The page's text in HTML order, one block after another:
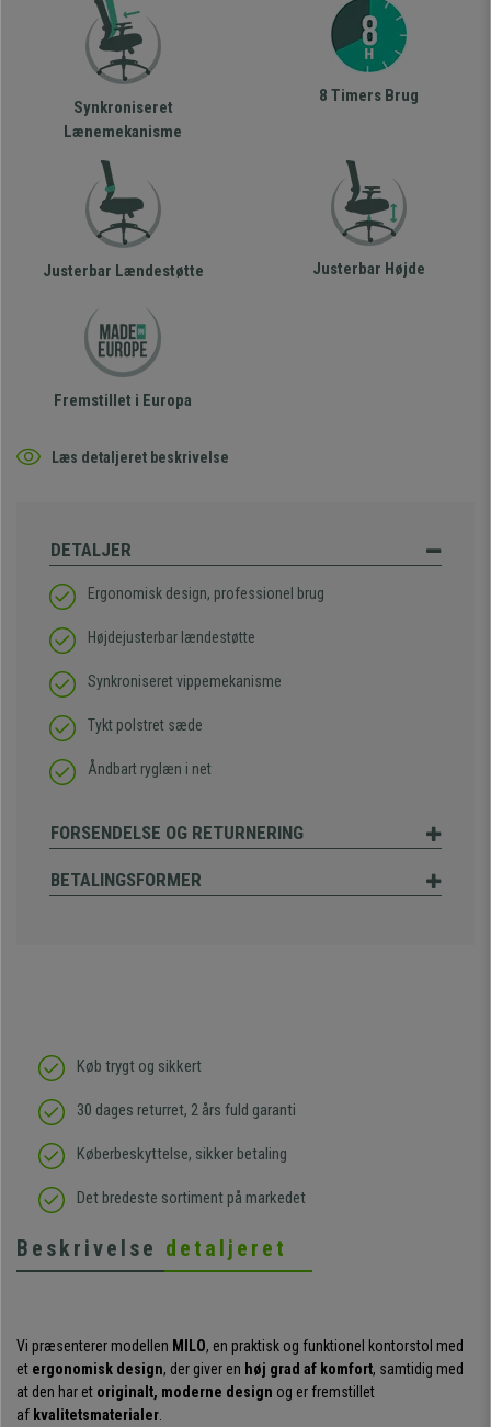
Synkroniseret
Lænemekanisme
8 Timers Brug
Justerbar Lændestøtte Justerbar Højde
Fremstillet i Europa
Læs detaljeret beskrivelse
DETALJER
Ergonomisk design, professionel brug
Højdejusterbar lændestøtte
Synkroniseret vippemekanisme
Tykt polstret sæde
Åndbart ryglæn i net
FORSENDELSE OG RETURNERING
BETALINGSFORMER
Køb trygt og sikkert
30 dages returret, 2 års fuld garanti
Køberbeskyttelse, sikker betaling
Det bredeste sortiment på markedet
Beskrivelse detaljeret
Vi præsenterer modellen MILO, en praktisk og funktionel kontorstol med
et ergonomisk design, der giver en høj grad af komfort, samtidig med
at den har et originalt, moderne design og er fremstillet
af kvalitetsmaterialer